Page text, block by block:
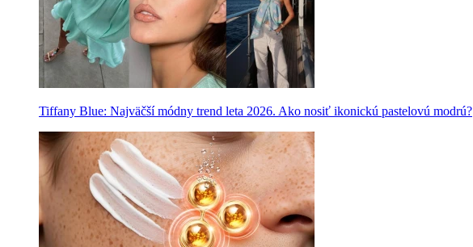
Tiffany Blue: Najväčší módny trend leta 2026. Ako nosiť ikonickú pastelovú modrú?